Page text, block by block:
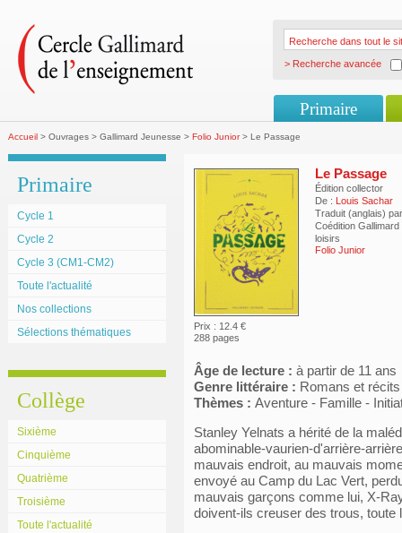
> Recherche avancée
Primaire
Accueil > Ouvrages > Gallimard Jeunesse > Folio Junior> Le Passage
Primaire
Cycle 1
Cycle 2
Cycle 3 (CM1-CM2)
Toute l'actualité
Nos collections
Sélections thématiques
Collège
Sixième
Cinquième
Quatrième
Troisième
Toute l'actualité
Prix : 12.4 €
288 pages
Le Passage
Édition collector
De : Louis Sachar
Traduit (anglais)
Coédition
loisirs
Folio Junior
Âge de lecture : à partir de 11 ans
Genre littéraire : Romans et
Thèmes : Aventure - Famille -
Stanley Yelnats a hérité de la
abominable-vaurien-d'arrière-
mauvais endroit, au mauvais
envoyé au Camp du Lac Vert,
mauvais garçons comme lui, X-
doivent-ils creuser des trous, toute